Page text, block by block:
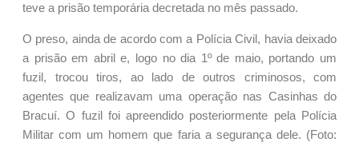
teve a prisão temporária decretada no mês passado.
O preso, ainda de acordo com a Polícia Civil, havia deixado
a prisão em abril e, logo no dia 1º de maio, portando um
fuzil, trocou tiros, ao lado de outros criminosos, com
agentes que realizavam uma operação nas Casinhas do
Bracuí. O fuzil foi apreendido posteriormente pela Polícia
Militar com um homem que faria a segurança dele. (Foto: